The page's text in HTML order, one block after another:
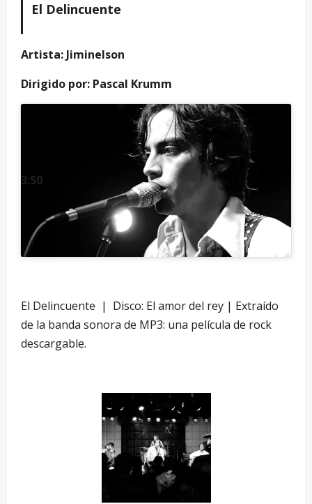
El Delincuente
Artista: Jiminelson
Dirigido por: Pascal Krumm
3:50
El Delincuente | Disco: El amor del rey | Extraído
de la banda sonora de MP3: una película de rock
descargable.